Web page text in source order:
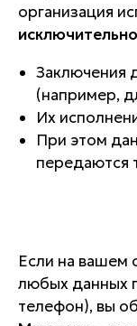
организация
исключительно
Заключения
(например,
Их
При этом
передаются
Если на вашем
любых данных
телефон), вы